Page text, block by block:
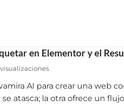
en Elementor y el
AI para crear una web
se atasca; la otra ofrece un